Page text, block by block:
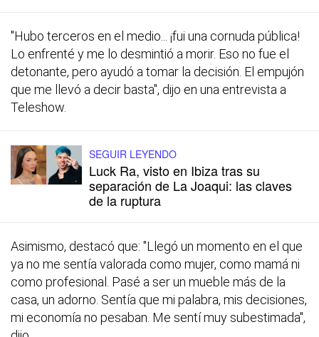
"Hubo terceros en el medio... ¡fui una cornuda pública!
Lo enfrenté y me lo desmintió a morir. Eso no fue el
detonante, pero ayudó a tomar la decisión. El empujón
que me llevó a decir basta", dijo en una entrevista a
Teleshow.
SEGUIR LEYENDO
Luck Ra, visto en Ibiza tras su
separación de La Joaqui: las claves
de la ruptura
Asimismo, destacó que: "Llegó un momento en el que
ya no me sentía valorada como mujer, como mamá ni
como profesional. Pasé a ser un mueble más de la
casa, un adorno. Sentía que mi palabra, mis decisiones,
mi economía no pesaban. Me sentí muy subestimada",